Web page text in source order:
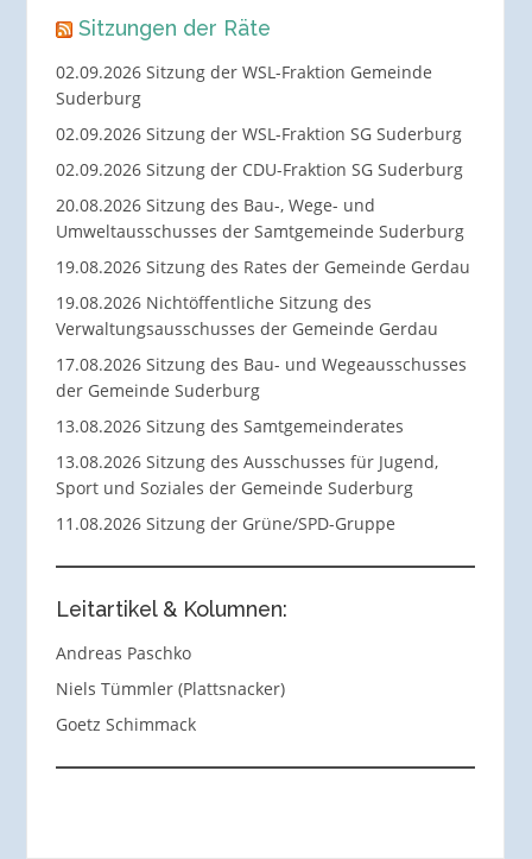
Sitzungen der Räte
02.09.2026 Sitzung der WSL-Fraktion Gemeinde
Suderburg
02.09.2026 Sitzung der WSL-Fraktion SG Suderburg
02.09.2026 Sitzung der CDU-Fraktion SG Suderburg
20.08.2026 Sitzung des Bau-, Wege- und
Umweltausschusses der Samtgemeinde Suderburg
19.08.2026 Sitzung des Rates der Gemeinde Gerdau
19.08.2026 Nichtöffentliche Sitzung des
Verwaltungsausschusses der Gemeinde Gerdau
17.08.2026 Sitzung des Bau- und Wegeausschusses
der Gemeinde Suderburg
13.08.2026 Sitzung des Samtgemeinderates
13.08.2026 Sitzung des Ausschusses für Jugend,
Sport und Soziales der Gemeinde Suderburg
11.08.2026 Sitzung der Grüne/SPD-Gruppe
Leitartikel & Kolumnen:
Andreas Paschko
Niels Tümmler (Plattsnacker)
Goetz Schimmack